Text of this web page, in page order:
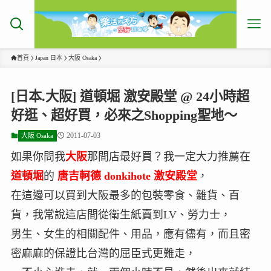
首頁 Japan 日本 大阪 Osaka
[日本.大阪] 道頓堀 激安殿堂 @ 24小時超
好逛、超好買，必來之Shopping聖地～
大阪 Osaka 2011-07-03
如果你問我大阪那間店最好買？我一定大力推薦在
道頓堀的 唐吉軻德 donkihote 激安殿堂，
在這邊可以買到大阪最多的包裝零食、雜貨、百
貨，我常說這店間從衛生紙賣到LV、勞力士，
男生、女生的相關配件、用品，應有儘有，而且密
密麻麻的保證比台灣的屈臣式更難走，